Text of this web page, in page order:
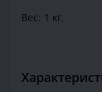
Вес: 1 кг.